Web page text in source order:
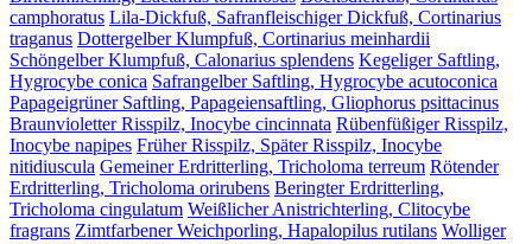
camphoratus Lila-Dickfuß, Safranfleischiger Dickfuß, Cortinarius
traganus Dottergelber Klumpfuß, Cortinarius meinhardii
Schöngelber Klumpfuß, Calonarius splendens Kegeliger Saftling,
Hygrocybe conica Safrangelber Saftling, Hygrocybe acutoconica
Papageigrüner Saftling, Papageiensaftling, Gliophorus psittacinus
Braunvioletter Risspilz, Inocybe cincinnata Rübenfüßiger Risspilz,
Inocybe napipes Früher Risspilz, Später Risspilz, Inocybe
nitidiuscula Gemeiner Erdritterling, Tricholoma terreum Rötender
Erdritterling, Tricholoma orirubens Beringter Erdritterling,
Tricholoma cingulatum Weißlicher Anistrichterling, Clitocybe
fragrans Zimtfarbener Weichporling, Hapalopilus rutilans Wolliger